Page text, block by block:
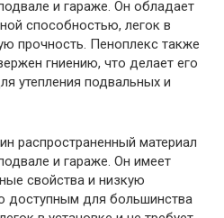
и гараже. Он обладает
способностью, легок в
прочность. Пеноплекс также
гниению, что делает его
утепления подвальных и
распространенный материал
и гараже. Он имеет
свойства и низкую
доступным для большинства